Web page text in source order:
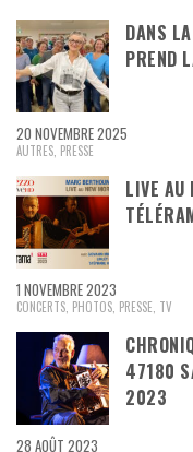
DANS
PREND
20 NOVEMBRE 2025
AUTRES, PRESSE
LIVE AU
1 NOVEMBRE 2023
CONCERTS, PHOTOS, PRESSE, TV
47180
2023
28 AOÛT 2023